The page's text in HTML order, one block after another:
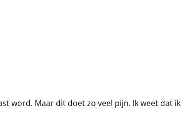
word. Maar dit doet zo veel pijn. Ik weet dat ik